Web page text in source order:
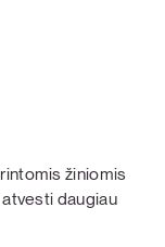
žiniomis
daugiau